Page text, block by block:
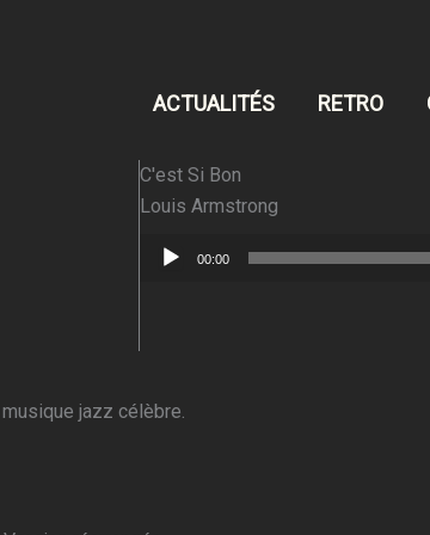
ACTUALITÉS RETRO
C'est Si Bon
Louis Armstrong
Lecteur 00:00
jazz célèbre.